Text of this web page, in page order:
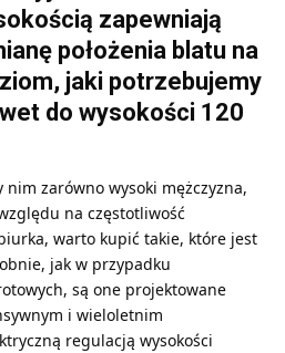
zapewniają
położenia blatu na
jaki potrzebujemy
do wysokości 120
zarówno wysoki mężczyzna,
na częstotliwość
warto kupić takie, które jest
jak w przypadku
są one projektowane
i wieloletnim
regulacją wysokości